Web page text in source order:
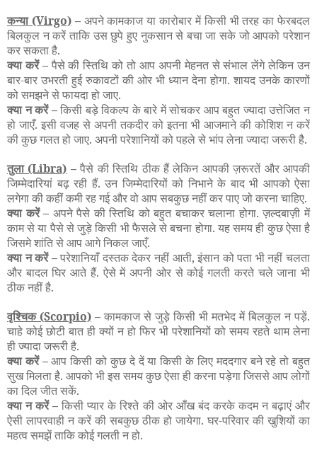
कन्या(Virgo)– अपने कामकाज या कारोबार में किसी भी तरह का फेरबदल
बिलकुल न करें ताकि उस छुपे हुए नुकसान से बचा जा सके जो आपको परेशान
कर सकता है.
क्या करें – पैसे की स्तिथि को तो आप अपनी मेहनत से संभाल लेंगे लेकिन उन
बार-बार उभरती हुई रुकावटों की ओर भी ध्यान देना होगा. शायद उनके कारणों
को समझने से फायदा हो जाए.
क्या न करें –किसी बड़े विकल्प के बारे में सोचकर आप बहुत ज्यादा उत्तेजित न
हो जाएँ. इसी वजह से अपनी तकदीर को इतना भी आजमाने की कोशिश न करें
की कुछ गलत हो जाए. अपनी परेशानियों को पहले से भांप लेना ज्यादा जरूरी है.
तुला(Libra) – पैसे की स्तिथि ठीक हैं लेकिन आपकी ज़रूरतें और आपकी
जिम्मेदारियां बढ़ रही हैं. उन जिम्मेदारियों को निभाने के बाद भी आपको ऐसा
लगेगा की कहीं कमी रह गई और वो आप सबकुछ नहीं कर पाए जो करना चाहिए.
क्या करें – अपने पैसे की स्तिथि को बहुत बचाकर चलाना होगा. ज़ल्दबाज़ी में
काम से या पैसे से जुड़े किसी भी फैसले से बचना होगा. यह समय ही कुछ ऐसा है
जिसमे शांति से आप आगे निकल जाएँ.
क्या न करें –परेशानियाँ दस्तक देकर नहीं आती, इंसान को पता भी नहीं चलता
और बादल घिर आते हैं. ऐसे में अपनी ओर से कोई गलती करते चले जाना भी
ठीक नहीं है.
वृश्चिक(Scorpio) – कामकाज से जुड़े किसी भी मतभेद में बिलकुल न पड़ें.
चाहे कोई छोटी बात ही क्यों न हो फिर भी परेशानियों को समय रहते थाम लेना
ही ज्यादा जरूरी है.
क्या करें –आप किसी को कुछ दे दें या किसी के लिए मददगार बने रहे तो बहुत
सुख मिलता है. आपको भी इस समय कुछ ऐसा ही करना पड़ेगा जिससे आप लोगों
का दिल जीत सकें.
क्या न करें –किसी प्यार के रिश्ते की ओर आँख बंद करके कदम न बढ़ाएं और
ऐसी लापरवाही न करें की सबकुछ ठीक हो जायेगा. घर-परिवार की खुशियों का
महत्व समझें ताकि कोई गलती न हो.